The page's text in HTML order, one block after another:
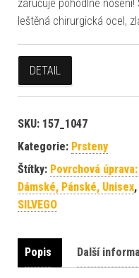
zaručuje pohodlné
leštěná chirurgická ocel,
DETAIL
SKU: 157_1047
Kategorie: Prsteny
Štítky: Povrchová
Dámské, Pánské, Unisex,
SILVEGO
Popis Další